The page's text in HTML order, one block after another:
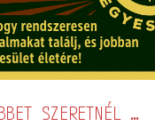
SZERETNÉL …